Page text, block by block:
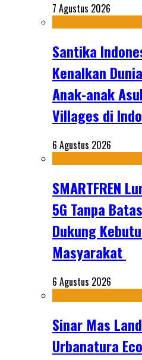
7 Agustus 2026
Santika
Kenalkan
Anak-anak
Villages di
6 Agustus 2026
SMARTFREN
5G Tanpa
Dukung
Masyarakat
6 Agustus 2026
Sinar Mas
Urbanatura